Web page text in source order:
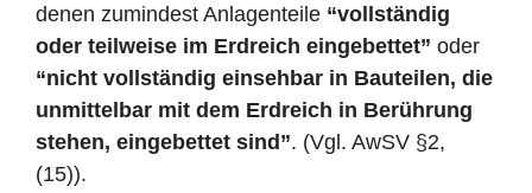
denen zumindest Anlagenteile “vollständig
oder teilweise im Erdreich eingebettet” oder
“nicht vollständig einsehbar in Bauteilen, die
unmittelbar mit dem Erdreich in Berührung
stehen, eingebettet sind”. (Vgl. AwSV §2,
(15)).